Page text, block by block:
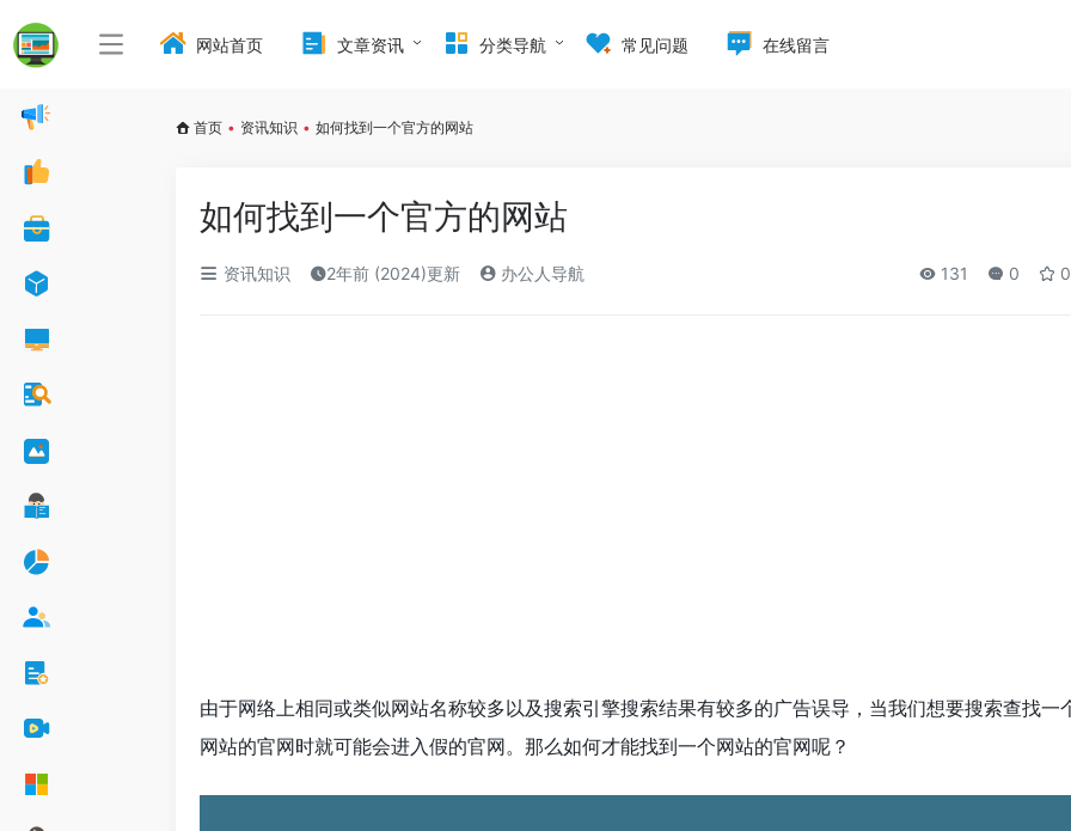
网站首页 文章资讯 分类导航 常见问题 在线留言
首页 • 资讯知识 • 如何找到一个官方的网站
如何找到一个官方的网站
资讯知识 2年前 (2024)更新 办公人导航 131 0 0
由于网络上相同或类似网站名称较多以及搜索引擎搜索结果有较多的广告误导，当我们想要搜索查找一
网站的官网时就可能会进入假的官网。那么如何才能找到一个网站的官网呢？